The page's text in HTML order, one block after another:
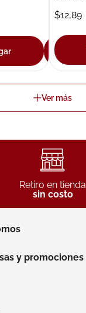
$12,89
Retiro en tienda
sin costo
y promociones